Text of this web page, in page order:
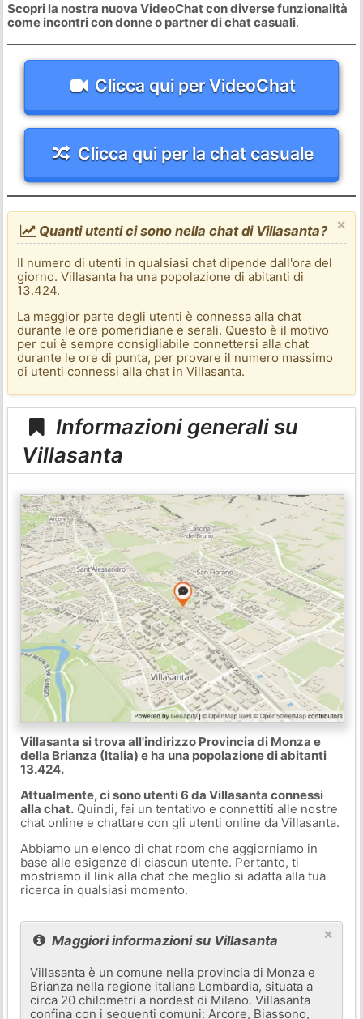
Scopri la nostra nuova VideoChat con diverse funzionalità
come incontri con donne o partner di chat casuali.
Clicca qui per VideoChat
Clicca qui per la chat casuale
×
Quanti utenti ci sono nella chat di Villasanta?
Il numero di utenti in qualsiasi chat dipende dall'ora del
giorno. Villasanta ha una popolazione di abitanti di
13.424.
La maggior parte degli utenti è connessa alla chat
durante le ore pomeridiane e serali. Questo è il motivo
per cui è sempre consigliabile connettersi alla chat
durante le ore di punta, per provare il numero massimo
di utenti connessi alla chat in Villasanta.
Informazioni generali su
Villasanta
Villasanta si trova all'indirizzo Provincia di Monza e
della Brianza (Italia) e ha una popolazione di abitanti
13.424.
Attualmente, ci sono utenti 6 da Villasanta connessi
alla chat.Quindi, fai un tentativo e connettiti alle nostre
chat online e chattare con gli utenti online da Villasanta.
Abbiamo un elenco di chat room che aggiorniamo in
base alle esigenze di ciascun utente. Pertanto, ti
mostriamo il link alla chat che meglio si adatta alla tua
ricerca in qualsiasi momento.
×
Maggiori informazioni su Villasanta
Villasanta è un comune nella provincia di Monza e
Brianza nella regione italiana Lombardia, situata a
circa 20 chilometri a nordest di Milano. Villasanta
confina con i seguenti comuni: Arcore, Biassono,